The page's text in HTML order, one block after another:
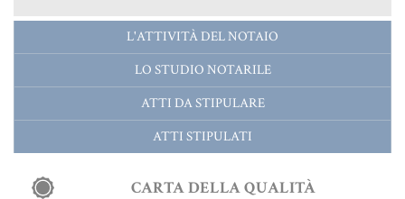
L'ATTIVITÀ DEL NOTAIO
LO STUDIO NOTARILE
ATTI DA STIPULARE
ATTI STIPULATI
CARTA DELLA QUALITÀ